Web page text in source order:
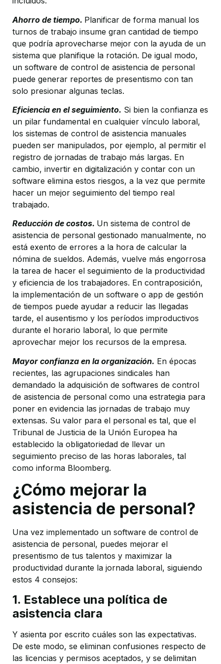
Ahorro de tiempo. Planificar de forma manual los
turnos de trabajo insume gran cantidad de tiempo
que podría aprovecharse mejor con la ayuda de un
sistema que planifique la rotación. De igual modo,
un software de control de asistencia de personal
puede generar reportes de presentismo con tan
solo presionar algunas teclas.
Eficiencia en el seguimiento. Si bien la confianza es
un pilar fundamental en cualquier vínculo laboral,
los sistemas de control de asistencia manuales
pueden ser manipulados, por ejemplo, al permitir el
registro de jornadas de trabajo más largas. En
cambio, invertir en digitalización y contar con un
software elimina estos riesgos, a la vez que permite
hacer un mejor seguimiento del tiempo real
trabajado.
Reducción de costos. Un sistema de control de
asistencia de personal gestionado manualmente, no
está exento de errores a la hora de calcular la
nómina de sueldos. Además, vuelve más engorrosa
la tarea de hacer el seguimiento de la productividad
y eficiencia de los trabajadores. En contraposición,
la implementación de un software o app de gestión
de tiempos puede ayudar a reducir las llegadas
tarde, el ausentismo y los períodos improductivos
durante el horario laboral, lo que permite
aprovechar mejor los recursos de la empresa.
Mayor confianza en la organización. En épocas
recientes, las agrupaciones sindicales han
demandado la adquisición de softwares de control
de asistencia de personal como una estrategia para
poner en evidencia las jornadas de trabajo muy
extensas. Su valor para el personal es tal, que el
Tribunal de Justicia de la Unión Europea ha
establecido la obligatoriedad de llevar un
seguimiento preciso de las horas laborales, tal
como informa Bloomberg.
¿Cómo mejorar la
asistencia de personal?
Una vez implementado un software de control de
asistencia de personal, puedes mejorar el
presentismo de tus talentos y maximizar la
productividad durante la jornada laboral, siguiendo
estos 4 consejos:
1. Establece una política de
asistencia clara
Y asienta por escrito cuáles son las expectativas.
De este modo, se eliminan confusiones respecto de
las licencias y permisos aceptados, y se delimitan